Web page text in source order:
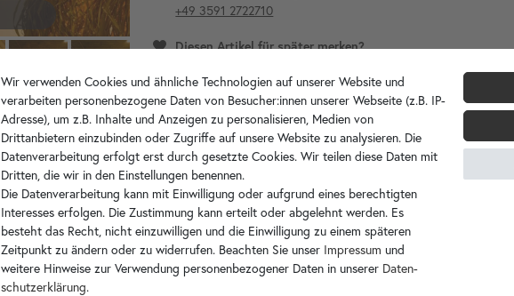
+49 3591 2722710
Diesen Artikel für später merken?
Hersteller-Info
Wir verwenden Cookies und ähnliche Technologien auf unserer Website und
verarbeiten personenbezogene Daten von Besucher:innen unserer Webseite (z.B. IP-
Adresse), um z.B. Inhalte und Anzeigen zu personalisieren, Medien von
Drittanbietern einzubinden oder Zugriffe auf unsere Website zu analysieren. Die
Datenverarbeitung erfolgt erst durch gesetzte Cookies. Wir teilen diese Daten mit
Dritten, die wir in den Einstellungen benennen.
Die Datenverarbeitung kann mit Einwilligung oder aufgrund eines berechtigten
Interesses erfolgen. Die Zustimmung kann erteilt oder abgelehnt werden. Es
besteht das Recht, nicht einzuwilligen und die Einwilligung zu einem späteren
Zeitpunkt zu ändern oder zu widerrufen. Beachten Sie unser Impressum und
weitere Hinweise zur Verwendung personenbezogener Daten in unserer Daten­
schutz­erklärung.